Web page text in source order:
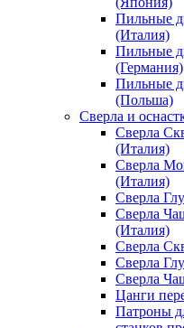
Пильные
(Италия)
Пильные
(Германия)
Пильные
(Польша)
Сверла и
Сверла
(Италия)
Сверла
(Италия)
Сверла
Сверла
(Италия)
Сверла
Сверла
Сверла
Цанги
Патроны